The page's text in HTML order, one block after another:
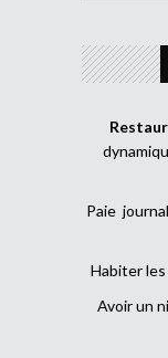
Paie
Habiter
Avoir un